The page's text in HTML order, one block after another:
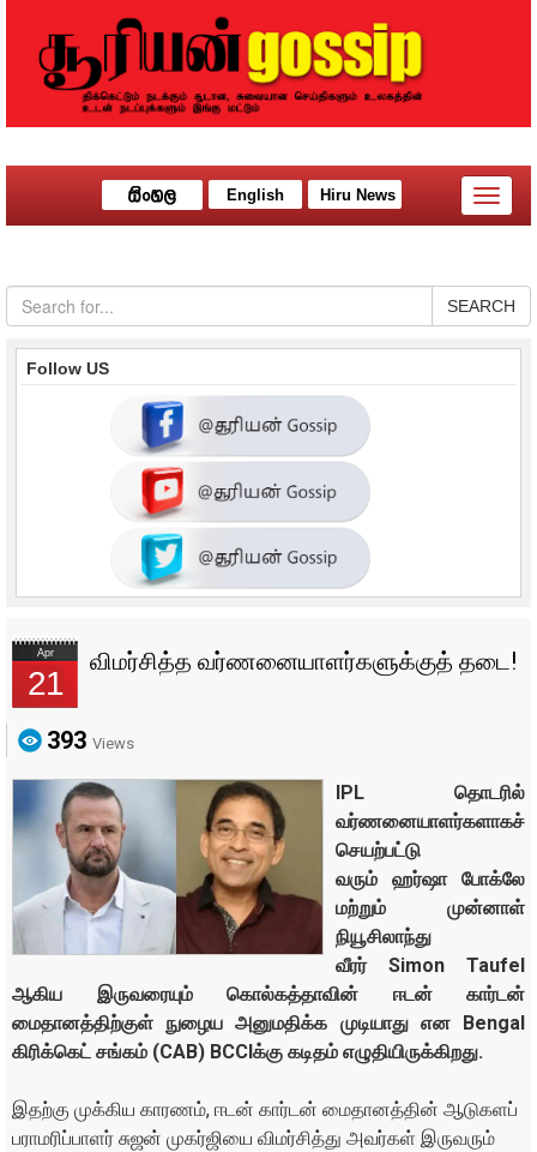
English Hiru News
Toggle
SEARCH
Follow US
Apr
21
விமர்சித்த வர்ணனையாளர்களுக்குத் தடை!
393 Views
IPL தொடரில்
வர்ணனையாளர்களாகச்
செயற்பட்டு
வரும் ஹர்ஷா போக்லே
மற்றும் முன்னாள்
நியூசிலாந்து
வீரர் Simon Taufel
ஆகிய இருவரையும் கொல்கத்தாவின் ஈடன் கார்டன்
மைதானத்திற்குள் நுழைய அனுமதிக்க முடியாது என Bengal
கிரிக்கெட் சங்கம் (CAB) BCCIக்கு கடிதம் எழுதியிருக்கிறது.
இதற்கு முக்கிய காரணம், ஈடன் கார்டன் மைதானத்தின் ஆடுகளப்
பராமரிப்பாளர் சுஜன் முகர்ஜியை விமர்சித்து அவர்கள் இருவரும்